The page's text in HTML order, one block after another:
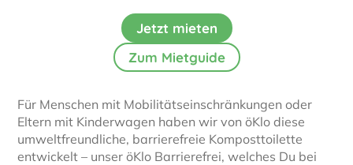
Jetzt mieten
Zum Mietguide
Für Menschen mit Mobilitätseinschränkungen oder
Eltern mit Kinderwagen haben wir von öKlo diese
umweltfreundliche, barrierefreie Komposttoilette
entwickelt – unser öKlo Barrierefrei, welches Du bei